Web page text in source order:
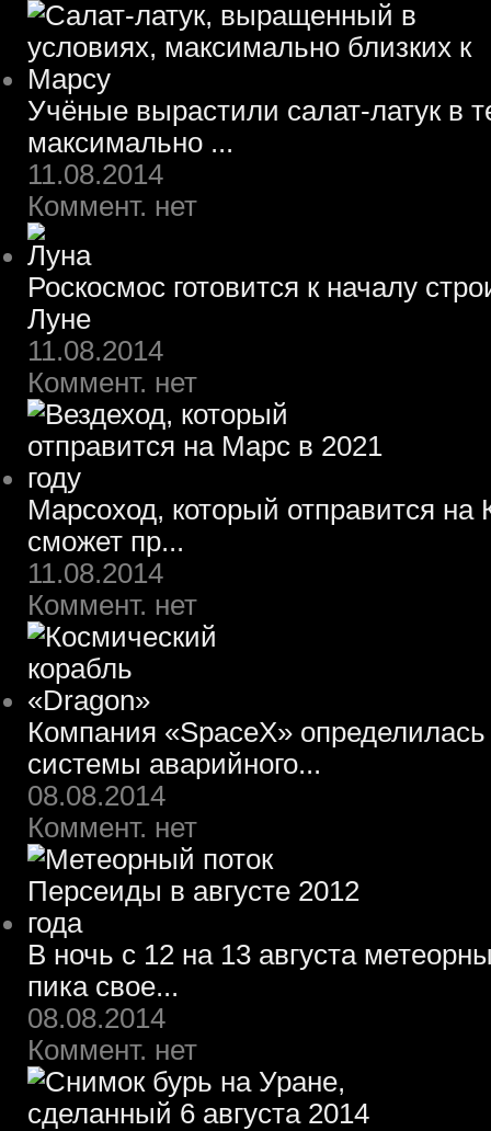
Учёные вырастили салат-латук в
максимально ...
11.08.2014
Коммент. нет
Роскосмос готовится к началу
Луне
11.08.2014
Коммент. нет
Марсоход, который отправится на
сможет пр...
11.08.2014
Коммент. нет
Компания «SpaceX»
системы аварийного...
08.08.2014
Коммент. нет
В ночь с 12 на 13 августа
пика свое...
08.08.2014
Коммент. нет